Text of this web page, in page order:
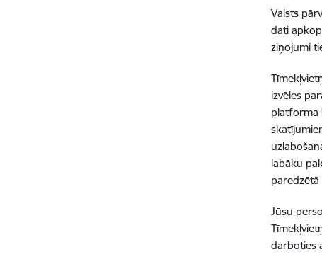
Valsts
dati
ziņojumi
izvēles
platforma
labāku
paredzētā
Jūsu
darboties